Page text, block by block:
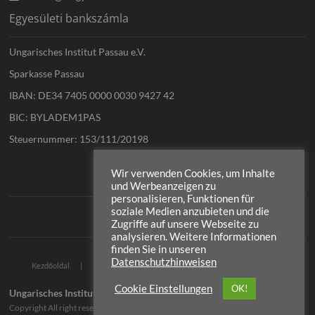
Egyesületi bankszámla
Ungarisches Institut Passau e.V.
Sparkasse Passau
IBAN: DE34 7405 0000 0030 9427 42
BIC: BYLADEM1PAS
Steuernummer: 153/111/20198
Kezdőoldal Adatvédelmi irányelvek Kontakt
Ungarisches Institut Passau| Designed by:Theme Freesia|WordPress
Copyright All right reserved
Wir verwenden Cookies, um Inhalte
und Werbeanzeigen zu
personalisieren, Funktionen für
soziale Medien anzubieten und die
Zugriffe auf unsere Webseite zu
analysieren. Weitere Informationen
finden Sie in unseren
Datenschutzhinweisen
Cookie Einstellungen OK!